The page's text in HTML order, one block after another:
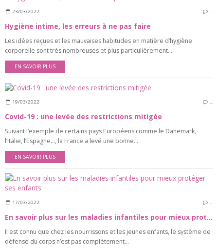
23/03/2022 …
Hygiène intime, les erreurs à ne pas faire
Les idées reçues et les mauvaises habitudes en matière d’hygiène
corporelle sont très nombreuses et plus particulièrement...
EN SAVOIR PLUS
19/03/2022 …
Covid-19 : une levée des restrictions mitigée
Suivant l’exemple de certains pays Européens comme le Danemark,
l’Italie, l’Espagne…, la France a levé une bonne...
EN SAVOIR PLUS
17/03/2022 …
En savoir plus sur les maladies infantiles pour mieux protéger ses enfants
Il est connu que chez les nourrissons et les jeunes enfants, le système de
défense du corps n’est pas complètement...